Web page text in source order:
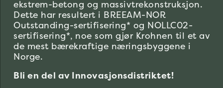
ekstrem-betong og massivtrekonstruksjon.
Dette har resultert i BREEAM-NOR
Outstanding-sertifisering* og NOLLC02-
sertifisering*, noe som gjør Krohnen til et av
de mest bærekraftige næringsbyggene i
Norge.
Bli en del av Innovasjonsdistriktet!